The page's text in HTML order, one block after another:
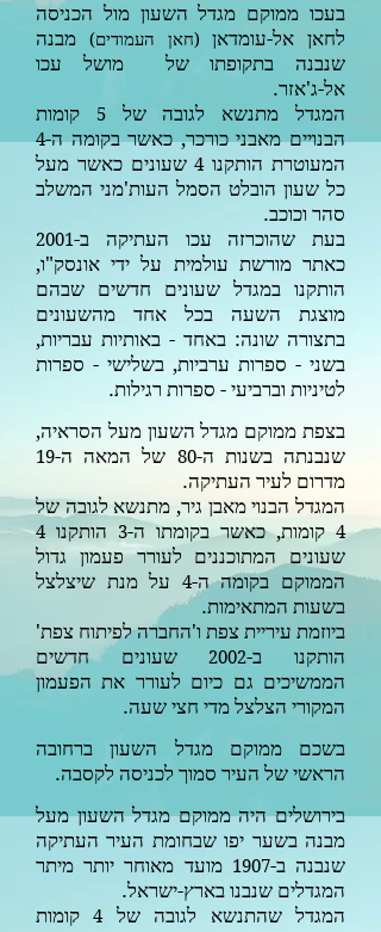
בעכו ממוקם מגדל השעון מול הכניסה
לחאן אל-עומדאן (חאן העמודים) מבנה
שנבנה בתקופתו של מושל עכו
אל-ג'אזר.
המגדל מתנשא לגובה של5
קומות
הבנויים מאבני כורכר, כאשר בקומה ה-4
המעוטרת הותקנו4שעונים כאשר מעל
כל שעון הובלט הסמל העות'מני המשלב
סהר וכוכב.
בעת שהוכרזה עכו העתיקה ב-2001
כאתר מורשת עולמית על ידי אונסק"ו‏,
הותקנו במגדל שעונים חדשים שבהם
מוצגת השעה בכל אחד מהשעונים
בתצורה שונה: באחד - באותיות עבריות,
בשני - ספרות ערביות, בשלישי - ספרות
לטיניות וברביעי - ספרות רגילות.
בצפת ממוקם מגדל השעון מעל הסראיה,
שנבנתה בשנות ה-80 של המאה ה-19
מדרום לעיר העתיקה.
המגדל הבנוי מאבן גיר, מתנשא לגובה של
4קומות, כאשר בקומתו ה-3 הותקנו4
שעונים המתוכננים לעורר פעמון גדול
הממוקם בקומה ה-4 על מנת שיצלצל
בשעות המתאימות.
ביוזמת עיריית צפת ו'החברה לפיתוח צפת'
הותקנו ב-2002שעונים חדשים
הממשיכים גם כיום לעורר את הפעמון
המקורי הצלצל מדי חצי שעה.
בשכם ממוקם מגדל השעון ברחובה
הראשי של העיר סמוך לכניסה לקסבה.
בירושלים היה ממוקם מגדל השעון מעל
מבנה בשער יפו שבחומת העיר העתיקה
שנבנה ב-1907 מועד מאוחר יותר מיתר
המגדלים שנבנו בארץ-ישראל.
המגדל שהתנשא לגובה של4קומות